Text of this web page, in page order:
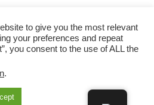
to give you the most relevant
your preferences and repeat
you consent to the use of ALL the
.